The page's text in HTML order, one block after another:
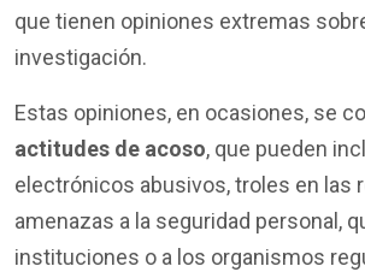
que tienen opiniones extremas
investigación.
Estas opiniones, en ocasiones, se
actitudes de acoso, que pueden
electrónicos abusivos, troles en las
amenazas a la seguridad personal,
instituciones o a los organismos